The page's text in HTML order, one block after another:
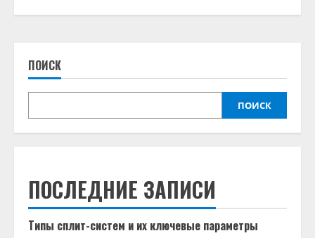
ПОИСК
ПОИСК
ПОСЛЕДНИЕ ЗАПИСИ
Типы сплит-систем и их ключевые параметры